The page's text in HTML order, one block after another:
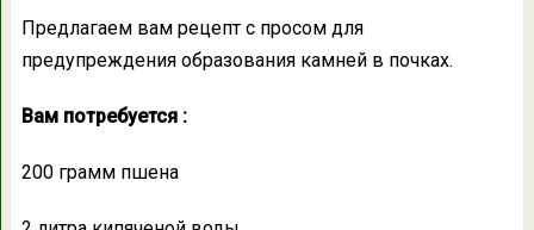
Предлагаем вам рецепт с просом для
предупреждения образования камней в почках.
Вам потребуется :
200 грамм пшена